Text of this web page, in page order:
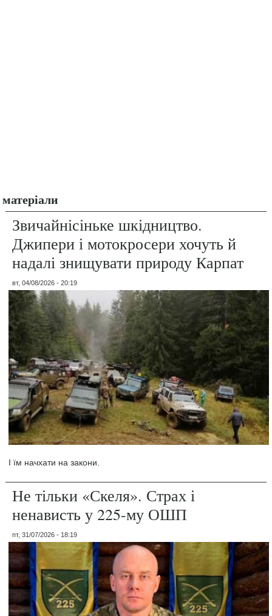
матеріали
Звичайнісіньке шкідництво.
Джипери і мотокросери хочуть й
надалі знищувати природу Карпат
вт, 04/08/2026 - 20:19
І їм начхати на закони.
Не тільки «Скеля». Страх і
ненависть у 225-му ОШП
пт, 31/07/2026 - 18:19